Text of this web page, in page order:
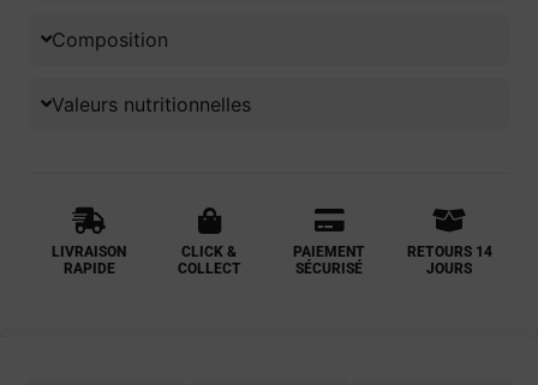
Composition
Valeurs nutritionnelles
LIVRAISON
RAPIDE
CLICK &
COLLECT
PAIEMENT
SÉCURISÉ
RETOURS 14
JOURS